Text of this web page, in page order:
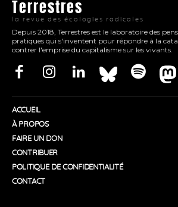
Terrestres
la revue des écologies radicales
Depuis 2018, Terrestres est le laboratoire des
pratiques qui s'inventent pour répondre à la
contrer l'emprise du capitalisme sur les vivants.
ACCUEIL
À PROPOS
FAIRE UN DON
CONTRIBUER
POLITIQUE DE CONFIDENTIALITÉ
CONTACT